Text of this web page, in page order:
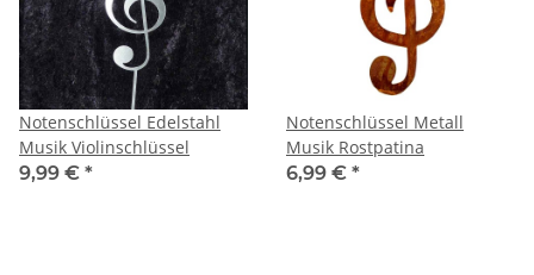
Notenschlüssel Edelstahl
Musik Violinschlüssel
9,99 € *
Notenschlüssel Metall
Musik Rostpatina
6,99 € *